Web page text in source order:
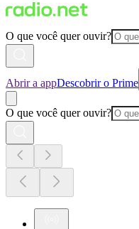
O que você quer ouvir?
Abrir a appDescobrir o Prime
O que você quer ouvir?